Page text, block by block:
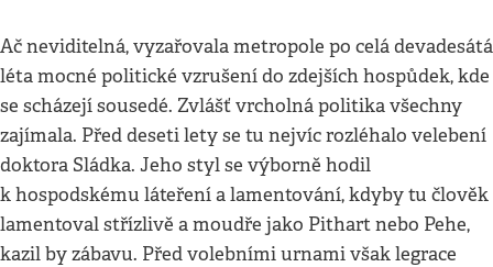
Ač neviditelná, vyzařovala metropole po celá devadesátá
léta mocné politické vzrušení do zdejších hospůdek, kde
se scházejí sousedé. Zvlášť vrcholná politika všechny
zajímala. Před deseti lety se tu nejvíc rozléhalo velebení
doktora Sládka. Jeho styl se výborně hodil
k hospodskému láteření a lamentování, kdyby tu člověk
lamentoval střízlivě a moudře jako Pithart nebo Pehe,
kazil by zábavu. Před volebními urnami však legrace